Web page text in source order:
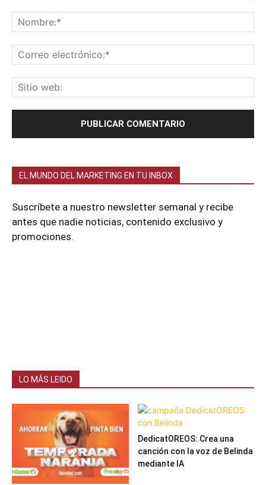
EL MUNDO DEL MARKETING EN TU INBOX
Suscríbete a nuestro newsletter semanal y recibe
antes que nadie noticias, contenido exclusivo y
promociones.
LO MÁS LEIDO
DedicatOREOS: Crea una
canción con la voz de Belinda
mediante IA